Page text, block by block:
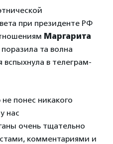
при президенте РФ
Маргарита
та волна
в телеграм-
понес никакого
нас
очень тщательно
комментариями и